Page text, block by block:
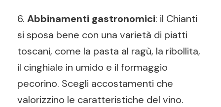
6. Abbinamenti gastronomici: il Chianti
si sposa bene con una varietà di piatti
toscani, come la pasta al ragù, la ribollita,
il cinghiale in umido e il formaggio
pecorino. Scegli accostamenti che
valorizzino le caratteristiche del vino.